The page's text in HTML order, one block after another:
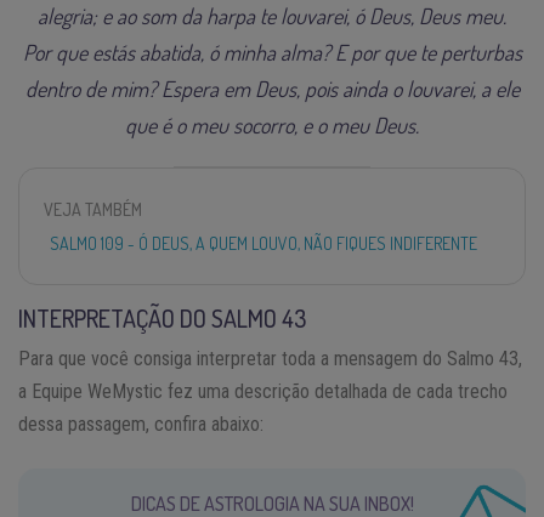
alegria; e ao som da harpa te louvarei, ó Deus, Deus meu.
Por que estás abatida, ó minha alma? E por que te perturbas
dentro de mim? Espera em Deus, pois ainda o louvarei, a ele
que é o meu socorro, e o meu Deus.
VEJA TAMBÉM
SALMO 109 - Ó DEUS, A QUEM LOUVO, NÃO FIQUES INDIFERENTE
INTERPRETAÇÃO DO SALMO 43
Para que você consiga interpretar toda a mensagem do Salmo 43,
a Equipe WeMystic fez uma descrição detalhada de cada trecho
dessa passagem, confira abaixo:
DICAS DE ASTROLOGIA NA SUA INBOX!